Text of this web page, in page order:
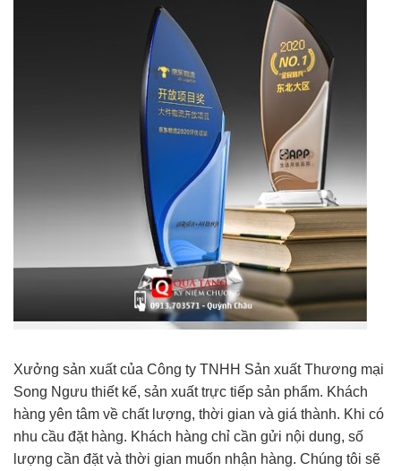
Xưởng sản xuất của Công ty TNHH Sản xuất Thương mại
Song Ngưu thiết kế, sản xuất trực tiếp sản phẩm. Khách
hàng yên tâm về chất lượng, thời gian và giá thành. Khi có
nhu cầu đặt hàng. Khách hàng chỉ cần gửi nội dung, số
lượng cần đặt và thời gian muốn nhận hàng. Chúng tôi sẽ